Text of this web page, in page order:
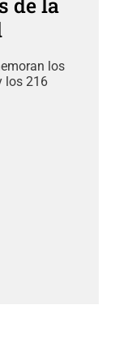
los
los 216